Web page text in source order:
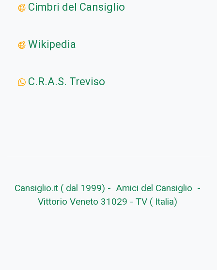
Cimbri del Cansiglio
Wikipedia
C.R.A.S. Treviso
Cansiglio.it ( dal 1999) - Amici del Cansiglio -
Vittorio Veneto 31029 - TV ( Italia)